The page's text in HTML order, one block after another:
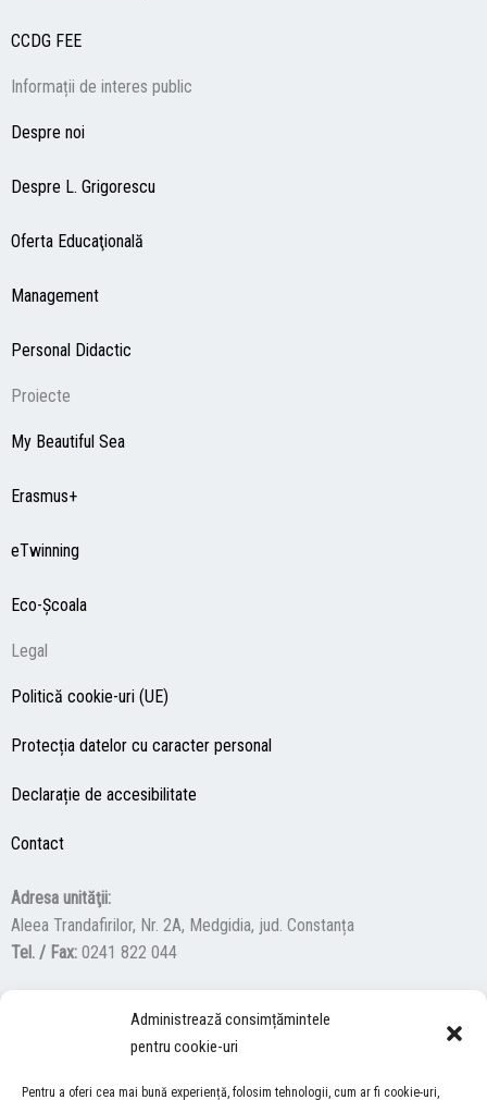
Administrează consimțămintele
pentru cookie-uri
Pentru a oferi cea mai bună experiență, folosim tehnologii, cum ar fi cookie-uri,
CCDG FEE
Informații de interes public
Despre noi
Despre L. Grigorescu
Oferta Educaţională
Management
Personal Didactic
Proiecte
My Beautiful Sea
Erasmus+
eTwinning
Eco-Şcoala
Legal
Politică cookie-uri (UE)
Protecția datelor cu caracter personal
Declarație de accesibilitate
Contact
Adresa unităţii:
Aleea Trandafirilor, Nr. 2A, Medgidia, jud. Constanța
Tel. / Fax: 0241 822 044
F
a
c
Y
u
I
s